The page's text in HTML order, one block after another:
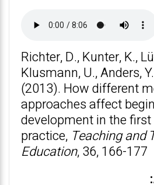
A
p
p
o
o
k
Richter, D., Kunter, K.,
Klusmann, U., Anders,
(2013). How different
approaches affect
development in the
practice, Teaching and
Education, 36, 166-177